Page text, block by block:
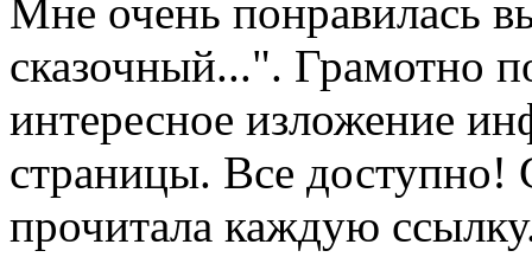
Мне очень понравилась
сказочный...". Грамотно
интересное изложение
страницы. Все доступно!
прочитала каждую